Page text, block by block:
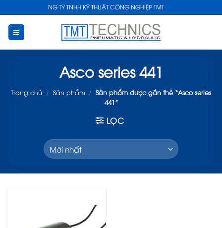
to
content
CÔNG TY TNHH KỸ THUẬT CÔNG NGHIỆP TMT
Asco series 441
Trang chủ / Sản phẩm / Sản phẩm được gắn thẻ “Asco series
441”
LỌC